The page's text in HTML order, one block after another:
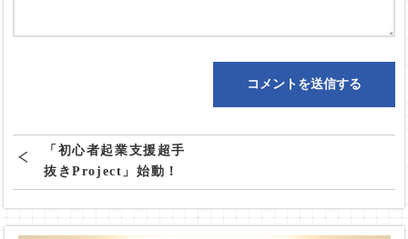
「初心者起業支援超手
抜きProject」始動！